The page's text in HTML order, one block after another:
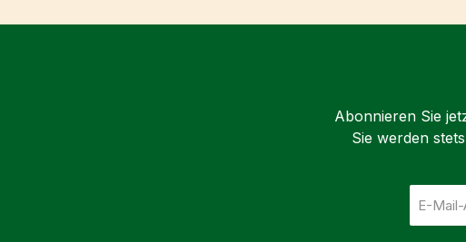
Abonnieren Sie
Sie werden
Mail-